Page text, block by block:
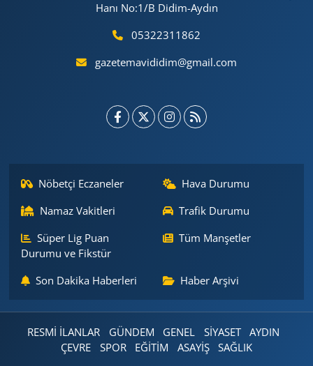
Hanı No:1/B Didim-Aydın
05322311862
gazetemavididim@gmail.com
Nöbetçi Eczaneler
Hava Durumu
Namaz Vakitleri
Trafik Durumu
Süper Lig Puan
Durumu ve Fikstür
Tüm Manşetler
Son Dakika Haberleri Haber Arşivi
RESMİ İLANLAR GÜNDEM GENEL SİYASET
AYDIN
ÇEVRE
SPOR EĞİTİM ASAYİŞ SAĞLIK